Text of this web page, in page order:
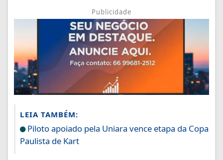
Publicidade
LEIA TAMBÉM:
Piloto apoiado pela Uniara vence etapa da Copa
Paulista de Kart